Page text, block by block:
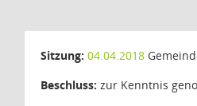
Sitzung: 04.04.2018
Beschluss: zur Kenntnis